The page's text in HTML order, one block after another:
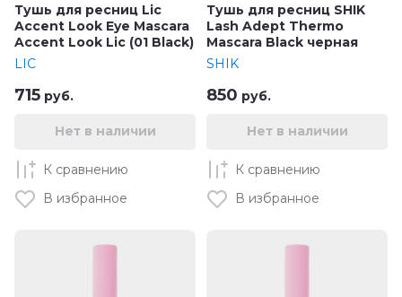
Тушь для ресниц Lic
Accent Look Eye Mascara
Accent Look Lic (01 Black)
LIC
715 руб.
Нет в наличии
К сравнению
В избранное
Тушь для ресниц SHIK
Lash Adept Thermo
Mascara Black черная
SHIK
850 руб.
Нет в наличии
К сравнению
В избранное